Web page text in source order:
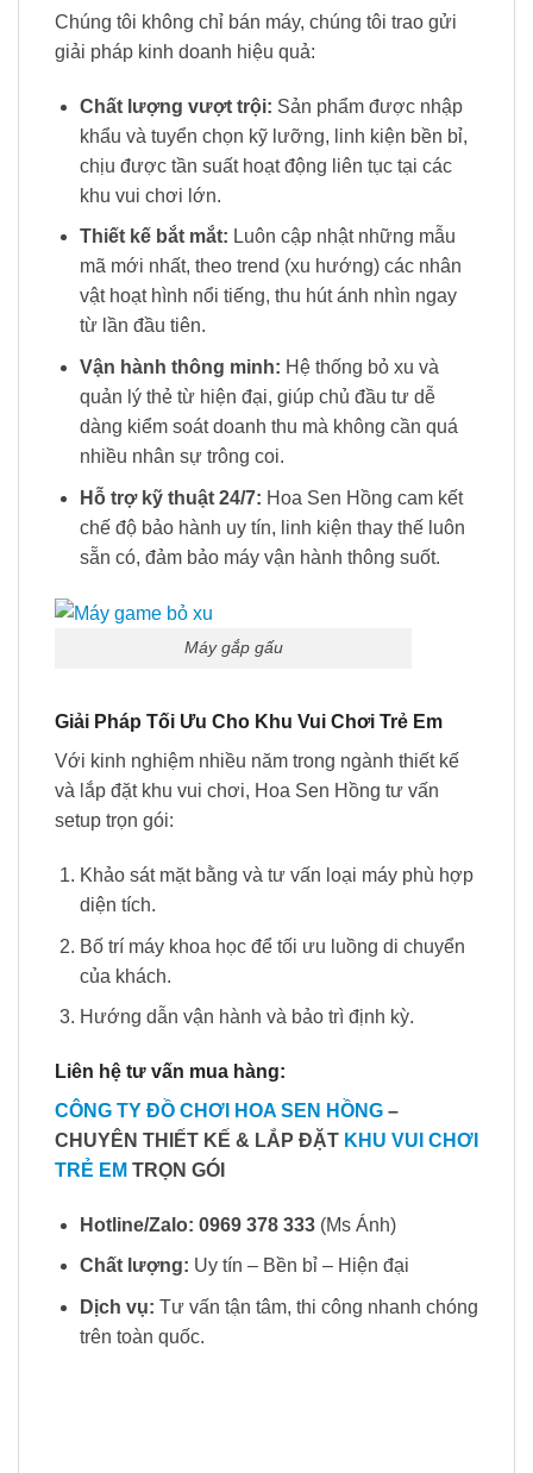
Chúng tôi không chỉ bán máy, chúng tôi trao gửi
giải pháp kinh doanh hiệu quả:
Chất lượng vượt trội: Sản phẩm được nhập
khẩu và tuyển chọn kỹ lưỡng, linh kiện bền bỉ,
chịu được tần suất hoạt động liên tục tại các
khu vui chơi lớn.
Thiết kế bắt mắt: Luôn cập nhật những mẫu
mã mới nhất, theo trend (xu hướng) các nhân
vật hoạt hình nổi tiếng, thu hút ánh nhìn ngay
từ lần đầu tiên.
Vận hành thông minh: Hệ thống bỏ xu và
quản lý thẻ từ hiện đại, giúp chủ đầu tư dễ
dàng kiểm soát doanh thu mà không cần quá
nhiều nhân sự trông coi.
Hỗ trợ kỹ thuật 24/7: Hoa Sen Hồng cam kết
chế độ bảo hành uy tín, linh kiện thay thế luôn
sẵn có, đảm bảo máy vận hành thông suốt.
Máy gắp gấu
Giải Pháp Tối Ưu Cho Khu Vui Chơi Trẻ Em
Với kinh nghiệm nhiều năm trong ngành thiết kế
và lắp đặt khu vui chơi, Hoa Sen Hồng tư vấn
setup trọn gói:
Khảo sát mặt bằng và tư vấn loại máy phù hợp
diện tích.
Bố trí máy khoa học để tối ưu luồng di chuyển
của khách.
Hướng dẫn vận hành và bảo trì định kỳ.
Liên hệ tư vấn mua hàng:
CÔNG TY ĐỒ CHƠI HOA SEN HỒNG –
CHUYÊN THIẾT KẾ & LẮP ĐẶT KHU VUI CHƠI
TRẺ EM TRỌN GÓI
Hotline/Zalo: 0969 378 333(Ms Ánh)
Chất lượng: Uy tín – Bền bỉ – Hiện đại
Dịch vụ: Tư vấn tận tâm, thi công nhanh chóng
trên toàn quốc.